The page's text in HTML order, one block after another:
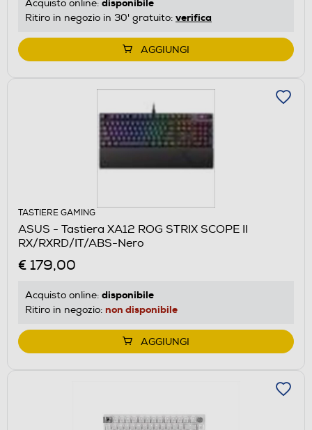
Acquisto online: disponibile
Ritiro in negozio in 30' gratuito: verifica
AGGIUNGI
TASTIERE GAMING
ASUS - Tastiera XA12 ROG STRIX SCOPE II
RX/RXRD/IT/ABS-Nero
€ 179,00
Acquisto online: disponibile
Ritiro in negozio: non disponibile
AGGIUNGI